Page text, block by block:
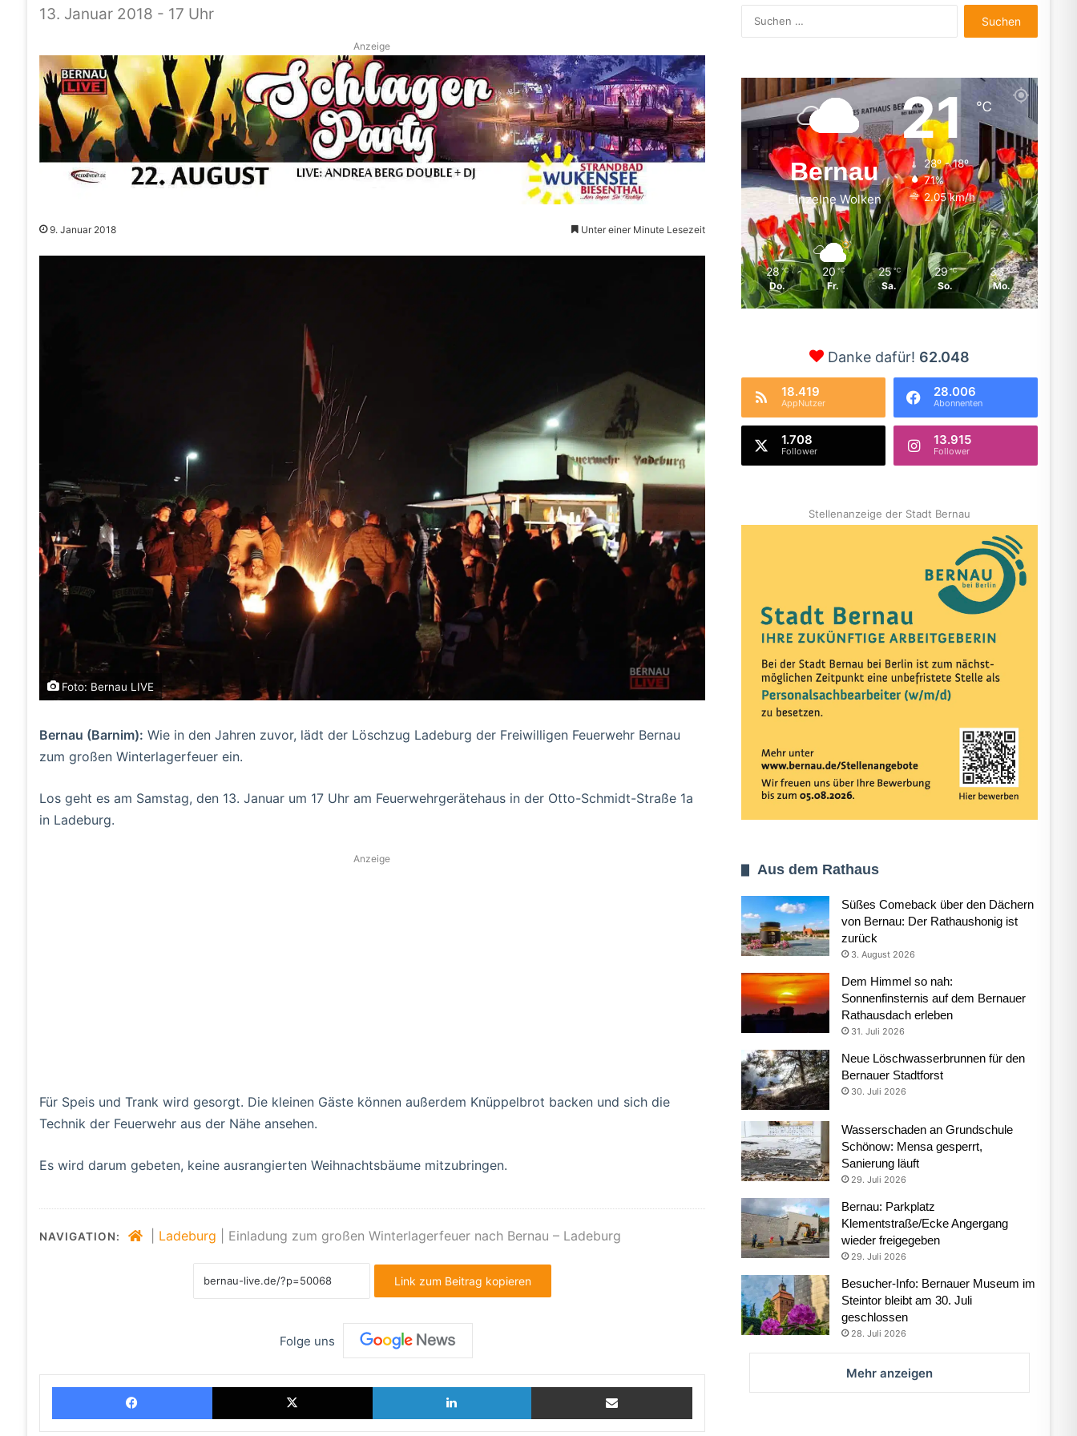
13. Januar 2018 - 17 Uhr
Anzeige
9. Januar 2018 Unter einer Minute Lesezeit
Foto: Bernau LIVE
Bernau (Barnim): Wie in den Jahren zuvor, lädt der Löschzug Ladeburg der Freiwilligen Feuerwehr Bernau
zum großen Winterlagerfeuer ein.
Los geht es am Samstag, den 13. Januar um 17 Uhr am Feuerwehrgerätehaus in der Otto-Schmidt-Straße 1a
in Ladeburg.
Anzeige
Für Speis und Trank wird gesorgt. Die kleinen Gäste können außerdem Knüppelbrot backen und sich die
Technik der Feuerwehr aus der Nähe ansehen.
Es wird darum gebeten, keine ausrangierten Weihnachtsbäume mitzubringen.
NAVIGATION: Ladeburg Einladung zum großen Winterlagerfeuer nach Bernau – Ladeburg
Link zum Beitrag kopieren
Folge uns
Facebook X LinkedIn Teilen via E-Mail
nach:
Bernau
Einzelne Wolken
21℃
28º - 18º
71%
2.05 km/h
28 ℃
Do.
20 ℃
Fr.
25 ℃
Sa.
29 ℃
So.
33 ℃
Mo.
Danke dafür! 62.048
18.419
AppNutzer
28.006
Abonnenten
1.708
Follower
13.915
Follower
Stellenanzeige der Stadt Bernau
Aus dem Rathaus
Süßes Comeback über den Dächern
von Bernau: Der Rathaushonig ist
zurück
3. August 2026
Dem Himmel so nah:
Sonnenfinsternis auf dem Bernauer
Rathausdach erleben
31. Juli 2026
Neue Löschwasserbrunnen für den
Bernauer Stadtforst
30. Juli 2026
Wasserschaden an Grundschule
Schönow: Mensa gesperrt,
Sanierung läuft
29. Juli 2026
Bernau: Parkplatz
Klementstraße/Ecke Angergang
wieder freigegeben
29. Juli 2026
Besucher-Info: Bernauer Museum im
Steintor bleibt am 30. Juli
geschlossen
28. Juli 2026
Mehr anzeigen